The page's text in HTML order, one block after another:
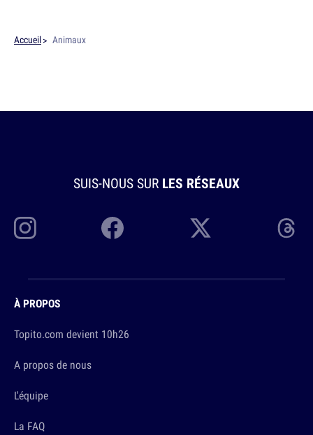
Accueil Animaux
SUIS-NOUS SUR LES RÉSEAUX
À PROPOS
Topito.com devient 10h26
A propos de nous
L'équipe
La FAQ